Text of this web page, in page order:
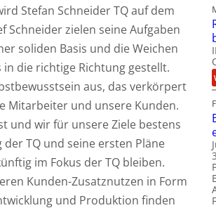
Stefan Schneider TQ auf dem
zielen seine Aufgaben
soliden Basis und die Weichen
die richtige Richtung gestellt.
aus, das verkörpert
Mitarbeiter und unsere Kunden.
und wir für unsere Ziele bestens
TQ und seine ersten Pläne
im Fokus der TQ bleiben.
Kunden-Zusatznutzen in Form
und Produktion finden